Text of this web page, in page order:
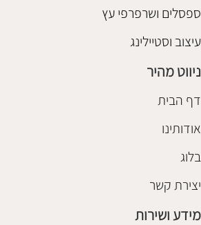
ספסלים ושרפרפי עץ
עיצוב וסטיילינג
ניווט מהיר
דף הבית
אודותינו
בלוג
יצירת קשר
מידע ושירות